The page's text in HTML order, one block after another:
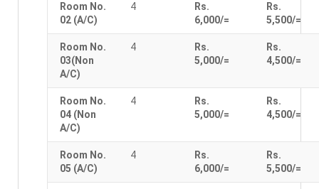
Room No.
02 (A/C)
4
Rs.
6,000/=
Rs.
5,500/=
Room No.
03(Non
A/C)
4
Rs.
5,000/=
Rs.
4,500/=
Room No.
04 (Non
A/C)
4
Rs.
5,000/=
Rs.
4,500/=
Room No.
05 (A/C)
4
Rs.
6,000/=
Rs.
5,500/=